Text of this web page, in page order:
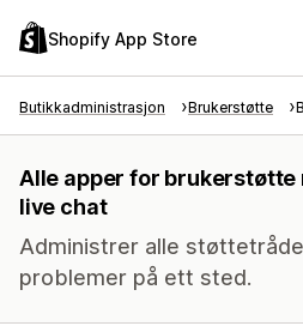
Shopify App Store
Butikkadministrasjon Brukerstøtte
Alle apper for brukerstøtte
live chat
Administrer alle
problemer på ett sted.